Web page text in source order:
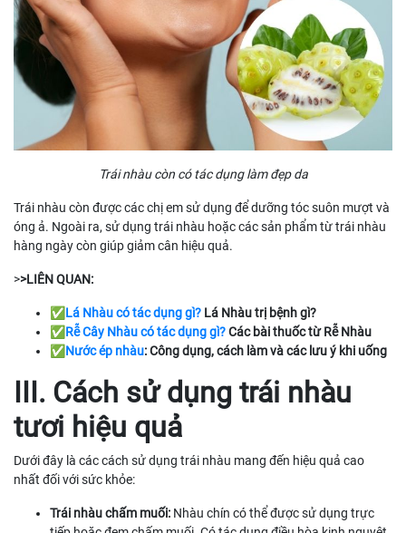
Trái nhàu còn có tác dụng làm đẹp da
Trái nhàu còn được các chị em sử dụng để dưỡng tóc suôn mượt và
óng ả. Ngoài ra, sử dụng trái nhàu hoặc các sản phẩm từ trái nhàu
hàng ngày còn giúp giảm cân hiệu quả.
>>LIÊN QUAN:
✅Lá Nhàu có tác dụng gì? Lá Nhàu trị bệnh gì?
✅Rễ Cây Nhàu có tác dụng gì?Các bài thuốc từ Rễ Nhàu
✅Nước ép nhàu: Công dụng, cách làm và các lưu ý khi uống
III. Cách sử dụng trái nhàu
tươi hiệu quả
Dưới đây là các cách sử dụng trái nhàu mang đến hiệu quả cao
nhất đối với sức khỏe:
Trái nhàu chấm muối: Nhàu chín có thể được sử dụng trực